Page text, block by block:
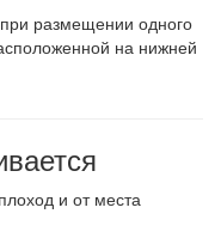
при размещении одного
на нижней
и от места